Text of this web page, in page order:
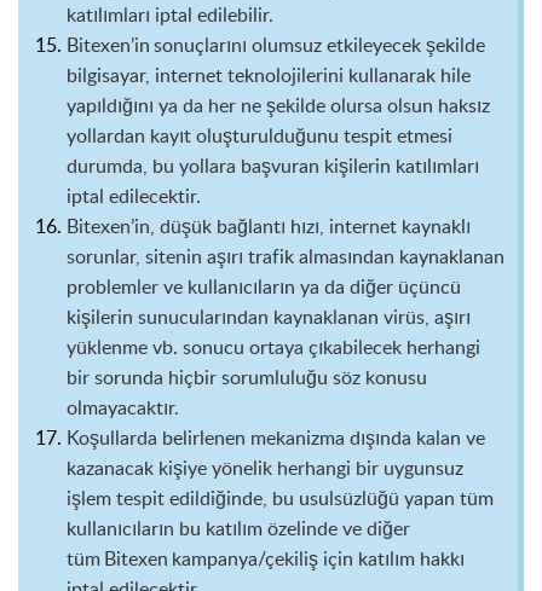
katılımları iptal edilebilir.
Bitexen’insonuçlarını olumsuz etkileyecek şekilde
bilgisayar, internet teknolojilerini kullanarak hile
yapıldığını ya da her ne şekilde olursa olsun haksız
yollardan kayıt oluşturulduğunu tespit etmesi
durumda, bu yollara başvuran kişilerin katılımları
iptal edilecektir.
Bitexen’in, düşük bağlantı hızı, internet kaynaklı
sorunlar, sitenin aşırı trafik almasından kaynaklanan
problemler ve kullanıcıların ya da diğer üçüncü
kişilerin sunucularından kaynaklanan virüs, aşırı
yüklenme vb. sonucu ortaya çıkabilecek herhangi
bir sorunda hiçbir sorumluluğu söz konusu
olmayacaktır.
Koşullarda belirlenen mekanizma dışında kalan ve
kazanacak kişiyeyönelik herhangi bir uygunsuz
işlem tespit edildiğinde, bu usulsüzlüğü yapan tüm
kullanıcıların bu katılımözelinde ve diğer
tümBitexen kampanya/çekiliş için katılım hakkı